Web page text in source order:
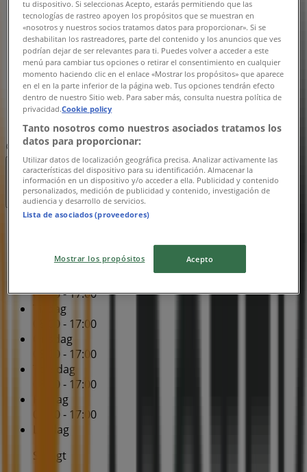
Onsdag
08:00 - 17:00
Torsdag
08:00 - 17:00
Fredag
08:00 - 17:00
Lördag
Stängt
Karta
060-128450
Stängt
Stängt
08:00 - 17:00
Tisdag
08:00 - 17:00
Onsdag
08:00 - 17:00
Torsdag
08:00 - 17:00
Fredag
08:00 - 17:00
Lördag
Stängt
tu dispositivo. Si seleccionas Acepto, estarás permitiendo que las
tecnologías de rastreo apoyen los propósitos que se muestran en
«nosotros y nuestros socios tratamos datos para proporcionar». Si se
deshabilitan los rastreadores, parte del contenido y los anuncios que ves
podrían dejar de ser relevantes para ti. Puedes volver a acceder a este
menú para cambiar tus opciones o retirar el consentimiento en cualquier
momento haciendo clic en el enlace «Mostrar los propósitos» que aparece
en el en la parte inferior de la página web. Tus opciones tendrán efecto
dentro de nuestro Sitio web. Para saber más, consulta nuestra política de
privacidad.Cookie policy
Tanto nosotros como nuestros asociados tratamos los
datos para proporcionar:
Utilizar datos de localización geográfica precisa. Analizar activamente las
características del dispositivo para su identificación. Almacenar la
información en un dispositivo y/o acceder a ella. Publicidad y contenido
personalizados, medición de publicidad y contenido, investigación de
audiencia y desarrollo de servicios.
Lista de asociados (proveedores)
Mostrar los propósitos Acepto